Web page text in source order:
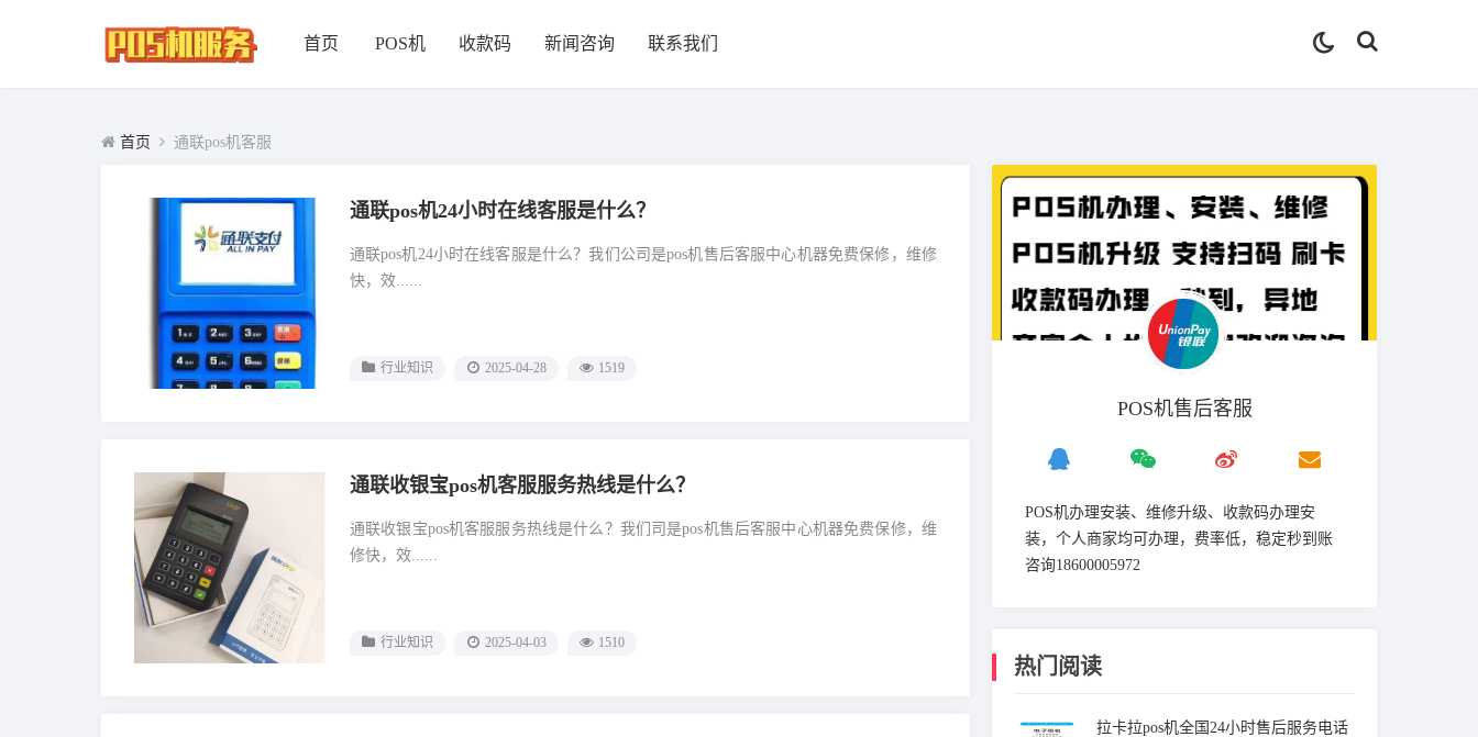
首页 POS机 收款码 新闻咨询 联系我们
首页 通联pos机客服
通联pos机24小时在线客服是什么？
通联pos机24小时在线客服是什么？我们公司是pos机售后客服中心机器免费保修，维修
快，效......
行业知识 2025-04-28 1519
通联收银宝pos机客服服务热线是什么？
通联收银宝pos机客服服务热线是什么？我们司是pos机售后客服中心机器免费保修，维
修快，效......
行业知识 2025-04-03 1510
POS机售后客服
POS机办理安装、维修升级、收款码办理安
装，个人商家均可办理，费率低，稳定秒到账
咨询18600005972
热门阅读
拉卡拉pos机全国24小时售后服务电话